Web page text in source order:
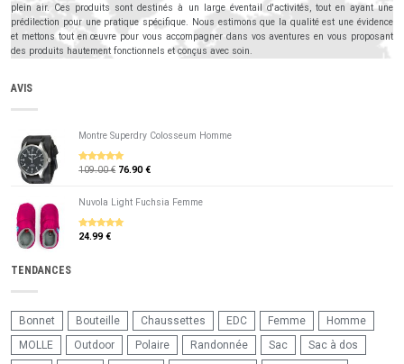
plein air. Ces produits sont destinés à un large éventail d'activités, tout en ayant une
prédilection pour une pratique spécifique. Nous estimons que la qualité est une évidence
et mettons tout en œuvre pour vous accompagner dans vos aventures en vous proposant
des produits hautement fonctionnels et conçus avec soin.
AVIS
Montre Superdry Colosseum Homme
5sur 5
109.00 € 76.90 €
Nuvola Light Fuchsia Femme
5sur 5
24.99 €
TENDANCES
Bonnet Bouteille Chaussettes EDC Femme
Homme
MOLLE
Outdoor Polaire Randonnée Sac
Sac à dos